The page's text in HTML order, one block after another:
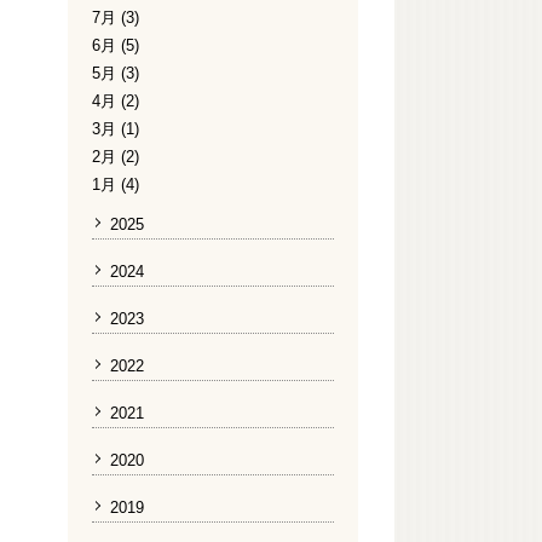
7月 (3)
6月 (5)
5月 (3)
4月 (2)
3月 (1)
2月 (2)
1月 (4)
2025
2024
2023
2022
2021
2020
2019